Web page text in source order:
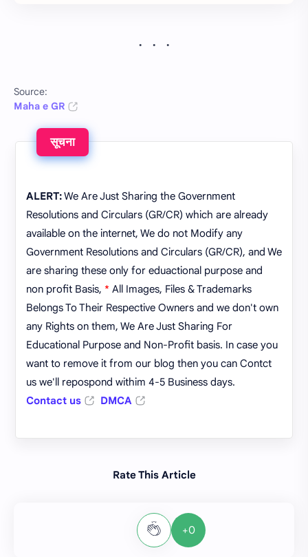
Source:
Maha e GR
सूचना
ALERT:We Are Just Sharing the Government
Resolutions and Circulars (GR/CR) which are already
available on the internet, We do not Modify any
Government Resolutions and Circulars (GR/CR), and We
are sharing these only for eduactional purpose and
non profit Basis, * All Images, Files & Trademarks
Belongs To Their Respective Owners and we don't own
any Rights on them, We Are Just Sharing For
Educational Purpose and Non-Profit basis. In case you
want to remove it from our blog then you can Contct
us we'll repospond withim 4-5 Business days.
Contact us
DMCA
Rate This Article
+0